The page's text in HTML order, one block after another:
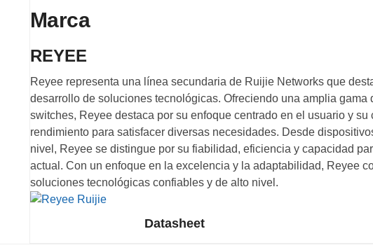
Marca
REYEE
Reyee representa una línea secundaria de Ruijie Networks que
desarrollo de soluciones tecnológicas. Ofreciendo una amplia
switches, Reyee destaca por su enfoque centrado en el usuario y
rendimiento para satisfacer diversas necesidades. Desde
nivel, Reyee se distingue por su fiabilidad, eficiencia y capacidad
actual. Con un enfoque en la excelencia y la adaptabilidad, Reyee
soluciones tecnológicas confiables y de alto nivel.
Datasheet